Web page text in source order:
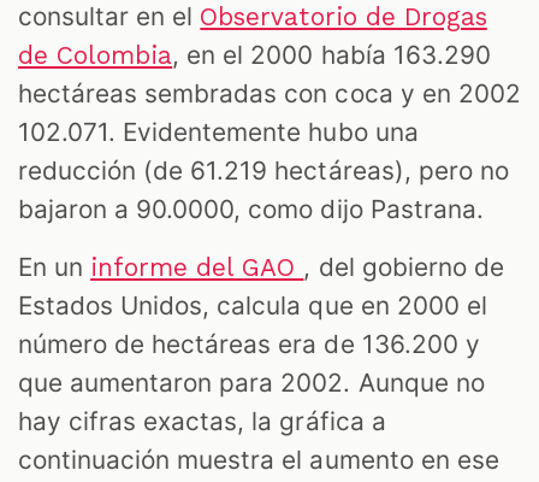
consultar en el Observatorio de Drogas
de Colombia, en el 2000 había 163.290
hectáreas sembradas con coca y en 2002
102.071. Evidentemente hubo una
reducción (de 61.219 hectáreas), pero no
bajaron a 90.0000, como dijo Pastrana.
En un informe del GAO , del gobierno de
Estados Unidos, calcula que en 2000 el
número de hectáreas era de 136.200 y
que aumentaron para 2002. Aunque no
hay cifras exactas, la gráfica a
continuación muestra el aumento en ese